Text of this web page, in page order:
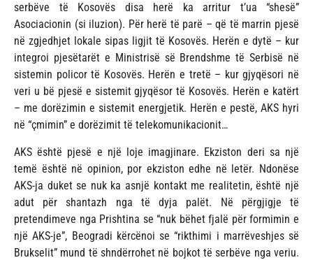
serbëve të Kosovës disa herë ka arritur t’ua “shesë”
Asociacionin (si iluzion). Për herë të parë – që të marrin pjesë
në zgjedhjet lokale sipas ligjit të Kosovës. Herën e dytë – kur
integroi pjesëtarët e Ministrisë së Brendshme të Serbisë në
sistemin policor të Kosovës. Herën e tretë – kur gjyqësori në
veri u bë pjesë e sistemit gjyqësor të Kosovës. Herën e katërt
– me dorëzimin e sistemit energjetik. Herën e pestë, AKS hyri
në “çmimin” e dorëzimit të telekomunikacionit…
AKS është pjesë e një loje imagjinare. Ekziston deri sa një
temë është në opinion, por ekziston edhe në letër. Ndonëse
AKS-ja duket se nuk ka asnjë kontakt me realitetin, është një
adut për shantazh nga të dyja palët. Në përgjigje të
pretendimeve nga Prishtina se “nuk bëhet fjalë për formimin e
një AKS-je”, Beogradi kërcënoi se “rikthimi i marrëveshjes së
Brukselit” mund të shndërrohet në bojkot të serbëve nga veriu.